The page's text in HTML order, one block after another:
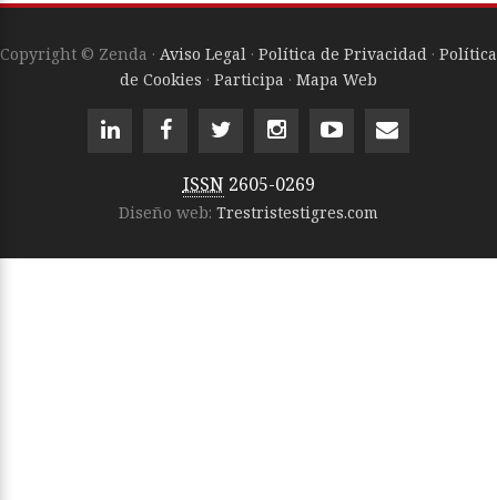
Copyright © Zenda · Aviso Legal · Política de Privacidad · Política
de Cookies · Participa · Mapa Web
ISSN 2605-0269
Diseño web: Trestristestigres.com